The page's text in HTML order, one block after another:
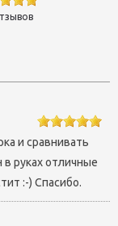
и сравнивать
в руках отличные
:-) Спасибо.